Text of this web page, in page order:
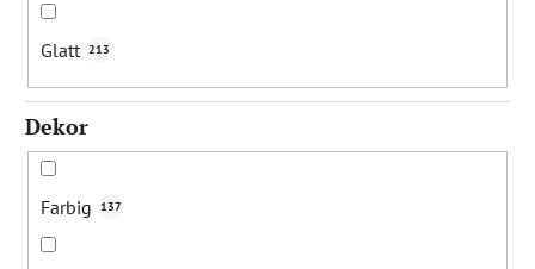
Glatt 213
Dekor
Farbig 137